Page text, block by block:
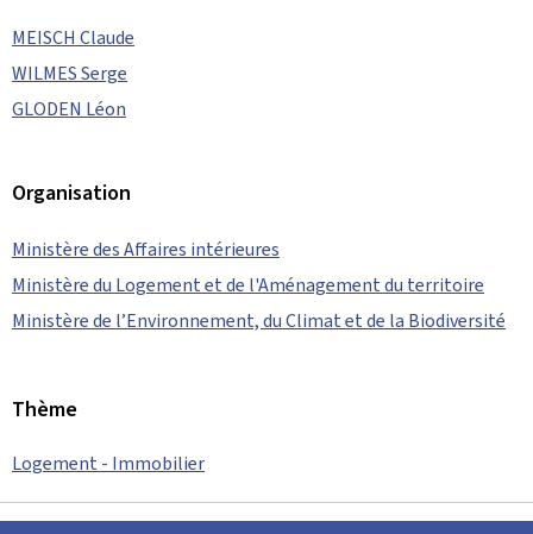
MEISCH Claude
WILMES Serge
GLODEN Léon
Organisation
Ministère des Affaires intérieures
Ministère du Logement et de l'Aménagement du territoire
Ministère de l’Environnement, du Climat et de la Biodiversité
Thème
Logement - Immobilier